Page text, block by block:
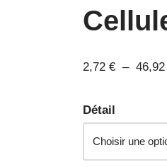
2,72€ –
Détail